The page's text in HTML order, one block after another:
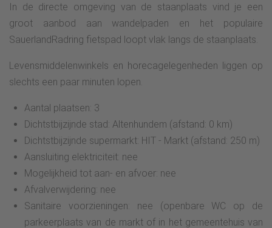
In de directe omgeving van de staanplaats vind je een
groot aanbod aan wandelpaden en het populaire
SauerlandRadring fietspad loopt vlak langs de staanplaats.
Levensmiddelenwinkels en horecagelegenheden liggen op
slechts een paar minuten lopen.
Aantal plaatsen: 3
Dichtstbijzijnde stad: Altenhundem (afstand: 0 km)
Dichtstbijzijnde supermarkt: HIT - Markt (afstand: 250 m)
Aansluiting elektriciteit: nee
Mogelijkheid tot aan- en afvoer: nee
Afvalverwijdering: nee
Sanitaire voorzieningen: nee (openbare WC op de
parkeerplaats van de markt of in het gemeentehuis van